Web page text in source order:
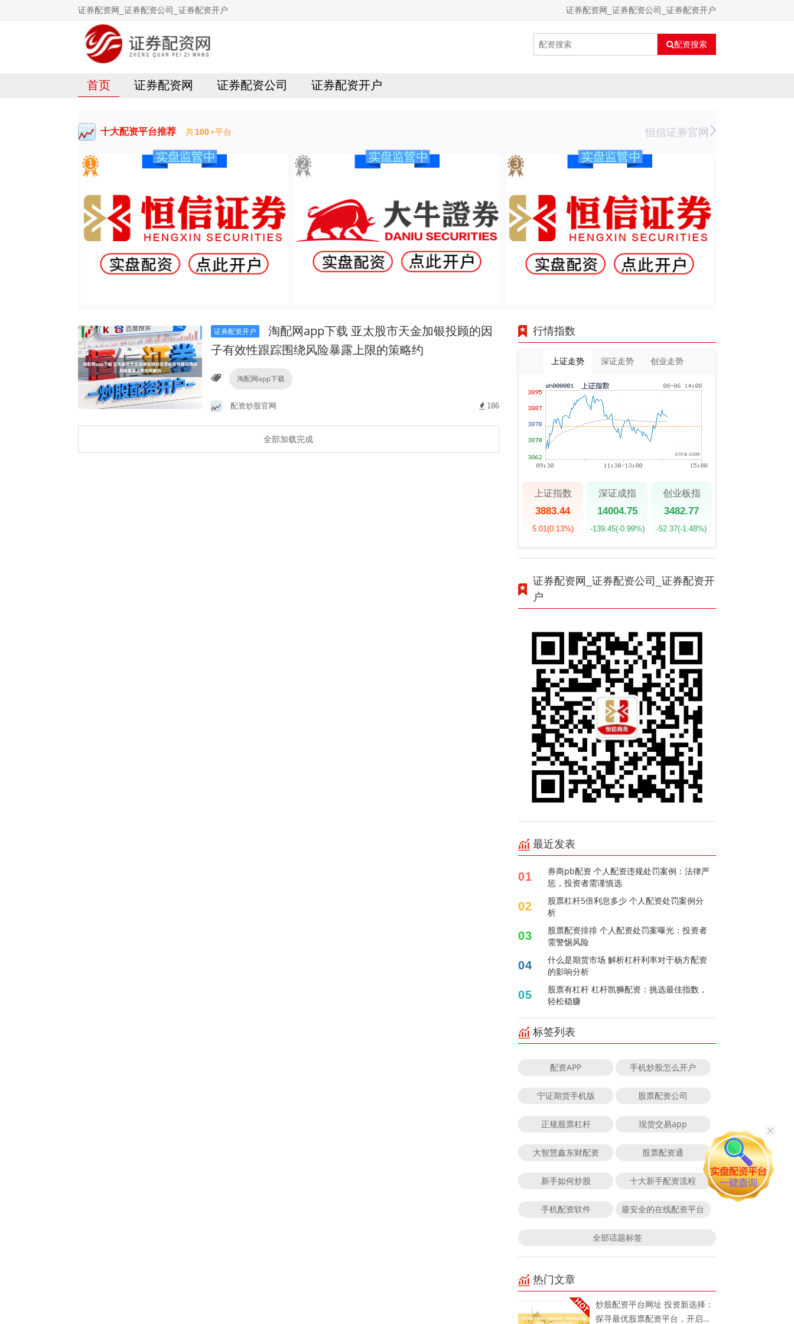
证券配资网_证券配资公司_证券配资开户 证券配资网_证券配资公司_证券配资开户
配资搜索
首页 证券配资网 证券配资公司 证券配资开户
十大配资平台推荐 共100+平台 恒信证券官网
证券配资开户
淘配网app下载 亚太股市天金加银投顾的因
子有效性跟踪围绕风险暴露上限的策略约
淘配网app下载
配资炒股官网 186
全部加载完成
行情指数
上证走势 深证走势 创业走势
上证指数
3883.44
5.01 (0.13%)
深证成指
14004.75
-139.45(-0.99%)
创业板指
3482.77
-52.37(-1.48%)
证券配资网_证券配资公司_证券配资开
户
最近发表
01
券商pb配资 个人配资违规处罚案例：法律严
惩，投资者需谨慎选
02
股票杠杆5倍利息多少 个人配资处罚案例分
析
03
股票配资排排 个人配资处罚案曝光：投资者
需警惕风险
04
什么是期货市场 解析杠杆利率对于杨方配资
的影响分析
05
股票有杠杆 杠杆凯狮配资：挑选最佳指数，
轻松稳赚
标签列表
配资APP 手机炒股怎么开户
宁证期货手机版 股票配资公司
正规股票杠杆 现货交易app
大智慧鑫东财配资 股票配资通
新手如何炒股 十大新手配资流程
手机配资软件 最安全的在线配资平台
全部话题标签
热门文章
炒股配资平台网址 投资新选择：
探寻最优股票配资平台，开启蛇